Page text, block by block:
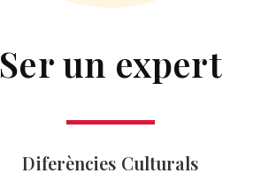
Ser un expert
Diferències Culturals